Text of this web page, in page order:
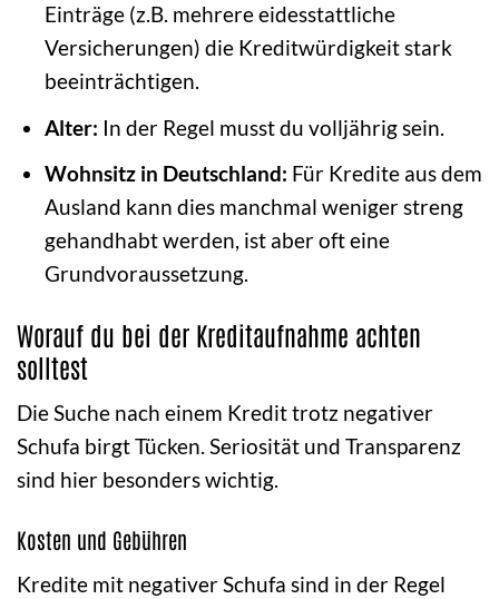
Einträge (z.B. mehrere eidesstattliche
Versicherungen) die Kreditwürdigkeit stark
beeinträchtigen.
Alter: In der Regel musst du volljährig sein.
Wohnsitz in Deutschland: Für Kredite aus dem
Ausland kann dies manchmal weniger streng
gehandhabt werden, ist aber oft eine
Grundvoraussetzung.
Worauf du bei der Kreditaufnahme achten
solltest
Die Suche nach einem Kredit trotz negativer
Schufa birgt Tücken. Seriosität und Transparenz
sind hier besonders wichtig.
Kosten und Gebühren
Kredite mit negativer Schufa sind in der Regel